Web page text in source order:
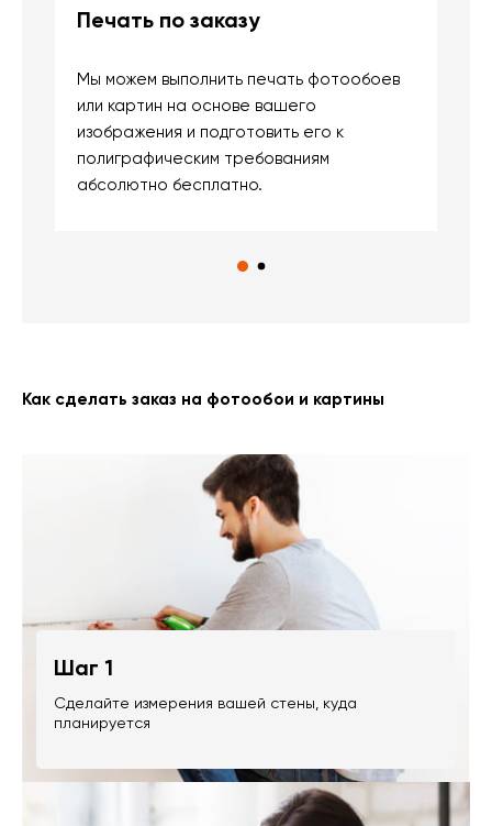
Печать по заказу
Мы можем выполнить печать фотообоев
или картин на основе вашего
изображения и подготовить его к
полиграфическим требованиям
абсолютно бесплатно.
Как сделать заказ на фотообои и картины
Шаг 1
Сделайте измерения вашей стены, куда
планируется